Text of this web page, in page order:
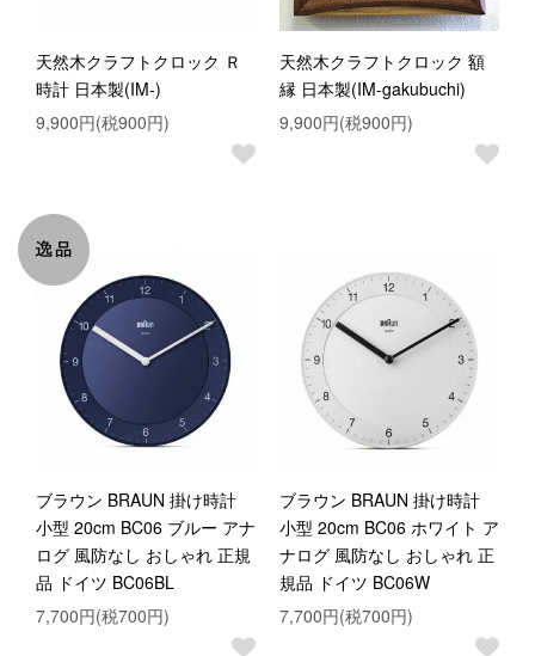
天然木クラフトクロック Ｒ
時計 日本製(IM-)
9,900円(税900円)
天然木クラフトクロック 額
縁 日本製(IM-gakubuchi)
9,900円(税900円)
ブラウン BRAUN 掛け時計
小型 20cm BC06 ブルー アナ
ログ 風防なし おしゃれ 正規
品 ドイツ BC06BL
7,700円(税700円)
ブラウン BRAUN 掛け時計
小型 20cm BC06 ホワイト ア
ナログ 風防なし おしゃれ 正
規品 ドイツ BC06W
7,700円(税700円)